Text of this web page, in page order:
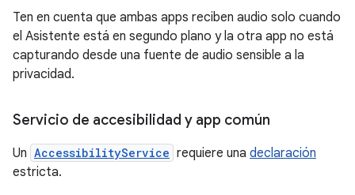
Ten en cuenta que ambas apps reciben audio solo cuando
el Asistente está en segundo plano y la otra app no está
capturando desde una fuente de audio sensible a la
privacidad.
Servicio de accesibilidad y app común
Un AccessibilityService requiere una declaración
estricta.